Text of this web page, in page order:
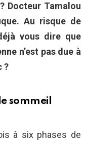
Docteur Tamalou
Au risque de
vous dire que
n’est pas due à
?
sommeil
à six phases de